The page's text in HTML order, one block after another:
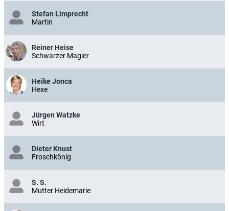
Stefan Limprecht
Martin
Reiner Heise
Schwarzer Magier
Heike Jonca
Hexe
Jürgen Watzke
Wirt
Dieter Knust
Froschkönig
S. S.
Mutter Heidemarie